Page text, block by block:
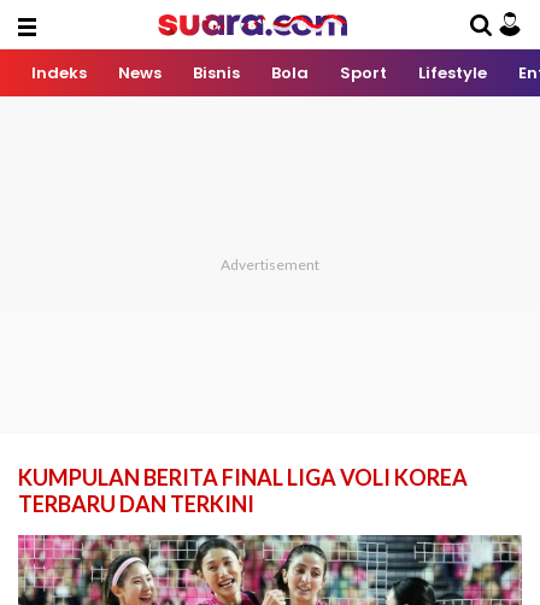
Indeks News Bisnis Bola Sport Lifestyle
KUMPULAN BERITA FINAL LIGA VOLI KOREA
TERBARU DAN TERKINI